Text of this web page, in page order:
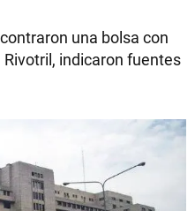
una bolsa con
indicaron fuentes